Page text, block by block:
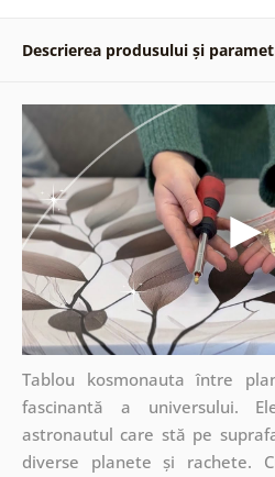
Descrierea produsului și
Tablou kosmonauta între
fascinantă a universului.
astronautul care stă pe
diverse planete și rachete.